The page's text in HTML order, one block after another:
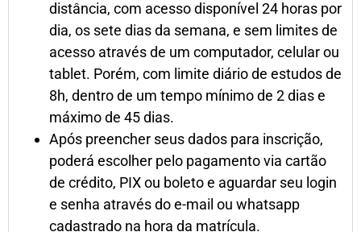
distância, com acesso disponível 24 horas por
dia, os sete dias da semana, e sem limites de
acesso através de um computador, celular ou
tablet. Porém, com limite diário de estudos de
8h, dentro de um tempo mínimo de 2 dias e
máximo de 45 dias.
Após preencher seus dados para inscrição,
poderá escolher pelo pagamento via cartão
de crédito, PIX ou boleto e aguardar seu login
e senha através do e-mail ou whatsapp
cadastrado na hora da matrícula.